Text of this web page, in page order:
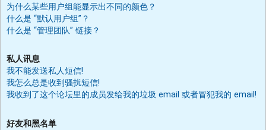
为什么某些用户组能显示出不同的颜色？
什么是 “默认用户组”？
什么是 “管理团队” 链接？
私人讯息
我不能发送私人短信!
我怎么总是收到骚扰短信!
我收到了这个论坛里的成员发给我的垃圾 email 或者冒犯我的 email!
好友和黑名单